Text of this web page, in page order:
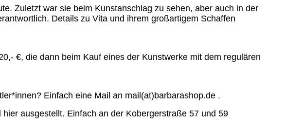
Zuletzt war sie beim Kunstanschlag zu sehen, aber auch in der
Details zu Vita und ihrem großartigem Schaffen
€, die dann beim Kauf eines der Kunstwerke mit dem regulären
Einfach eine Mail an mail(at)barbarashop.de .
hier ausgestellt. Einfach an der Kobergerstraße 57 und 59